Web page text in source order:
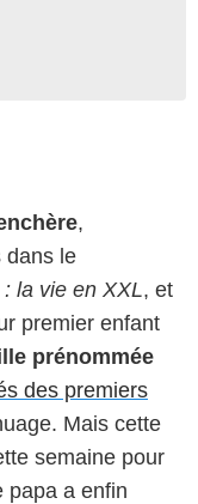
,
dans le
la vie en XXL, et
premier enfant
prénommée
des premiers
Mais cette
semaine pour
papa a enfin